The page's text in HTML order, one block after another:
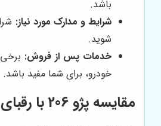
باشد.
شرایط و مدارک مورد نیاز:
شوید.
خدمات پس از فروش:
خودرو، برای شما مفید باشد.
مقایسه پژو 206 با رقبای آن در بازار